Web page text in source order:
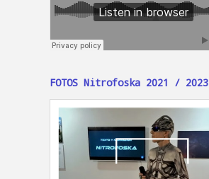
FOTOS Nitrofoska 2021 / 2023